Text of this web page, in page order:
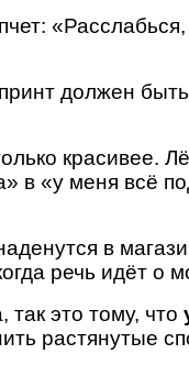
должен
красивее.
в «у меня всё
в
речь идёт о
так это тому, что
растянутые